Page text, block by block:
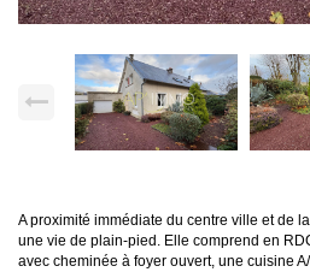
A proximité immédiate du centre ville et de
une vie de plain-pied. Elle comprend en
avec cheminée à foyer ouvert, une cuisine